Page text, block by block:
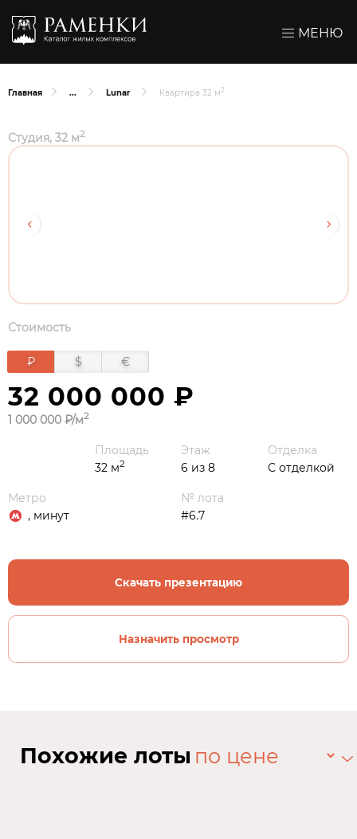
МЕНЮ
Главная Lunar Квартира 32 м 2
Студия, 32 м2
Стоимость
₽ $ €
32 000 000 ₽
1 000 000 ₽/м2
Метро
, минут
Этаж
6 из 8
Площадь
32 м2
Отделка
С отделкой
№ лота
#6.7
Скачать презентацию
Назначить просмотр
Похожие лоты